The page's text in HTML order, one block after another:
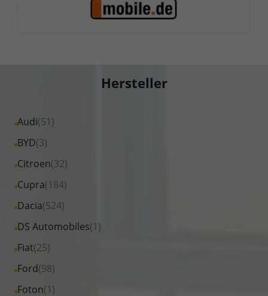
Hersteller
Audi(51)
Alle
Fahrzeuge
Audi
anzeigen
BYD(3)
Alle
Fahrzeuge
BYD
anzeigen
Citroen(32)
Alle
Fahrzeuge
Citroen
anzeigen
Cupra(184)
Alle
Fahrzeuge
Cupra
anzeigen
Dacia(524)
Alle
Fahrzeuge
Dacia
anzeigen
DS Automobiles(1)
Alle
Fahrzeuge
DS
Automobiles
Fiat(25)
Alle
Fahrzeuge
Ford(98)
Alle
Fahrzeuge
Foton(1)
Alle